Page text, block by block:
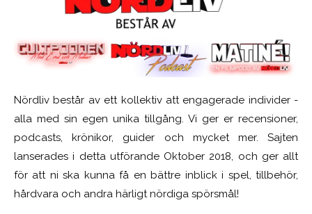
Nördliv består av ett kollektiv att engagerade individer -
alla med sin egen unika tillgång. Vi ger er recensioner,
podcasts, krönikor, guider och mycket mer. Sajten
lanserades i detta utförande Oktober 2018, och ger allt
för att ni ska kunna få en bättre inblick i spel, tillbehör,
hårdvara och andra härligt nördiga spörsmål!